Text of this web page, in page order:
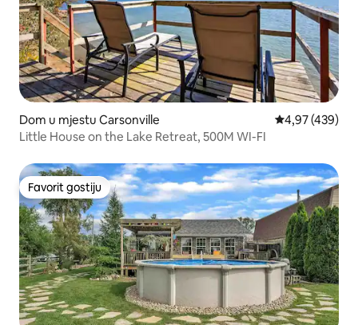
Dom u mjestu Carsonville Prosječna
4,97 (439)
Little House on the Lake Retreat, 500M WI-FI
Favorit gostiju
Favorit gostiju